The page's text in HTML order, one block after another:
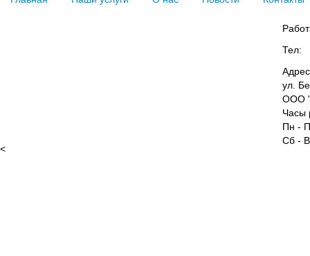
<
Тел:
ул.
ООО
Часы
Пн -
Сб -